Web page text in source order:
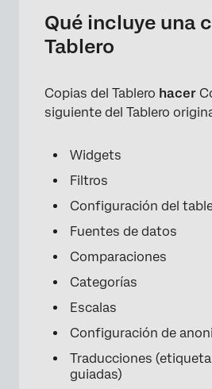
Qué incluye una
Tablero
Copias del Tablero hacer
siguiente del Tablero
Widgets
Filtros
Configuración del
Fuentes de datos
Comparaciones
Categorías
Escalas
Configuración de
Traducciones
guiadas)